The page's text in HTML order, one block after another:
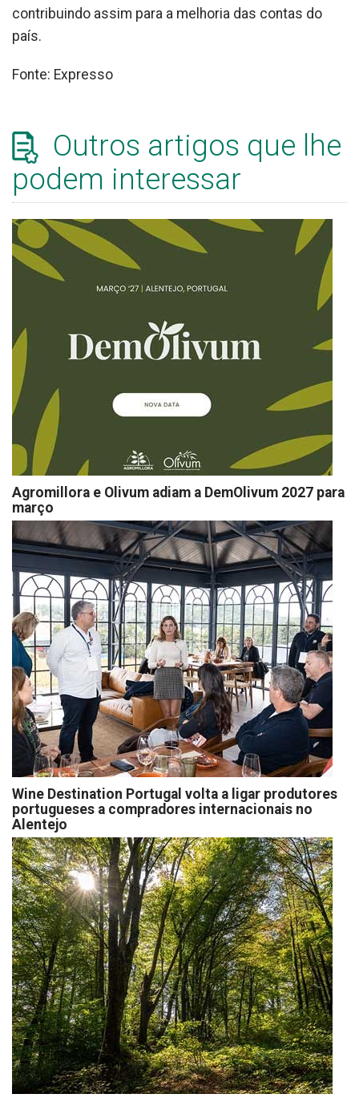
contribuindo assim para a melhoria das contas do
país.
Fonte: Expresso
Outros artigos que lhe
podem interessar
Agromillora e Olivum adiam a DemOlivum 2027 para
março
Wine Destination Portugal volta a ligar produtores
portugueses a compradores internacionais no
Alentejo